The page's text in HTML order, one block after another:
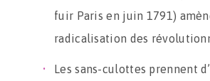
fuir Paris en juin 1791)
radicalisation des
Les sans-culottes prennent